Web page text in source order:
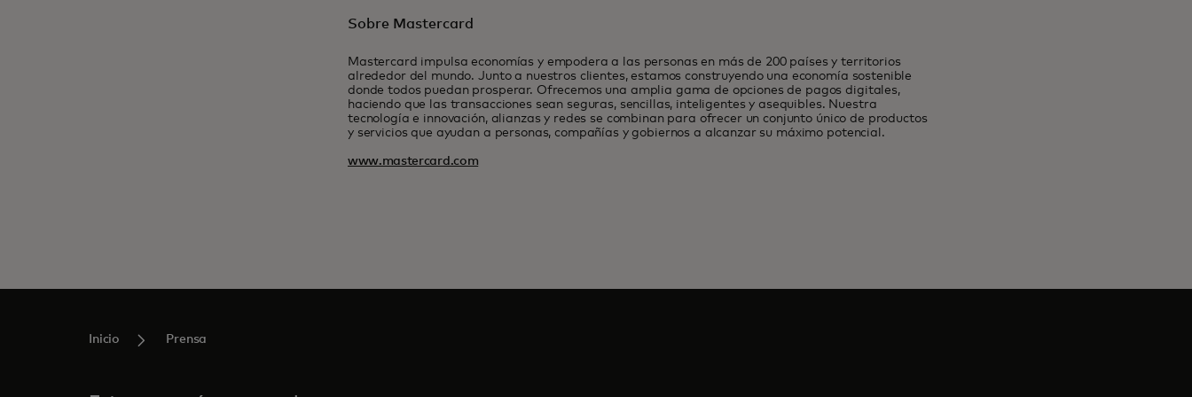
Sobre Mastercard
Mastercard impulsa economías y empodera a las personas en más de 200 países y territorios
alrededor del mundo. Junto a nuestros clientes, estamos construyendo una economía sostenible
donde todos puedan prosperar. Ofrecemos una amplia gama de opciones de pagos digitales,
haciendo que las transacciones sean seguras, sencillas, inteligentes y asequibles. Nuestra
tecnología e innovación, alianzas y redes se combinan para ofrecer un conjunto único de productos
y servicios que ayudan a personas, compañías y gobiernos a alcanzar su máximo potencial.
www.mastercard.com
Inicio Prensa